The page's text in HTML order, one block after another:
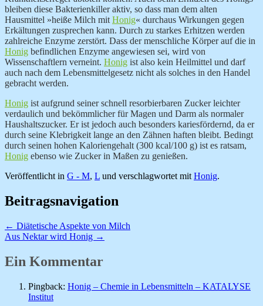
bleiben diese Bakterienkiller aktiv, so dass man dem alten
Hausmittel »heiße Milch mit Honig« durchaus Wirkungen gegen
Erkältungen zusprechen kann. Durch zu starkes Erhitzen werden
zahlreiche Enzyme zerstört. Dass der menschliche Körper auf die in
Honig befindlichen Enzyme angewiesen sei, wird von
Wissenschaftlern verneint. Honig ist also kein Heilmittel und darf
auch nach dem Lebensmittelgesetz nicht als solches in den Handel
gebracht werden.
Honig ist aufgrund seiner schnell resorbierbaren Zucker leichter
verdaulich und bekömmlicher für Magen und Darm als normaler
Haushaltszucker. Er ist jedoch auch besonders kariesfördernd, da er
durch seine Klebrigkeit lange an den Zähnen haften bleibt. Bedingt
durch seinen hohen Kaloriengehalt (300 kcal/100 g) ist es ratsam,
Honig ebenso wie Zucker in Maßen zu genießen.
Veröffentlicht in G - M, L und verschlagwortet mit Honig.
Beitragsnavigation
← Diätetische Aspekte von Milch
Aus Nektar wird Honig →
Ein Kommentar
Pingback: Honig – Chemie in Lebensmitteln – KATALYSE
Institut